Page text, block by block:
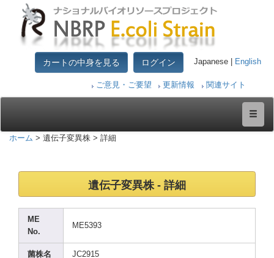
カートの中身を見る ログイン Japanese | English
ご意見・ご要望 更新情報 関連サイト
ホーム > 遺伝子変異株 > 詳細
遺伝子変異株 - 詳細
ME
No.
ME5393
菌株名 JC2915